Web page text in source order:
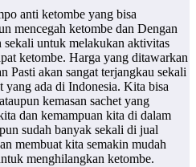
anti ketombe yang bisa
mencegah ketombe dan Dengan
sekali untuk melakukan aktivitas
ketombe. Harga yang ditawarkan
Pasti akan sangat terjangkau sekali
yang ada di Indonesia. Kita bisa
kemasan sachet yang
dan kemampuan kita di dalam
sudah banyak sekali di jual
membuat kita semakin mudah
menghilangkan ketombe.